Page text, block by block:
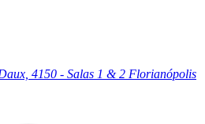
4150 - Salas 1 & 2 Florianópolis